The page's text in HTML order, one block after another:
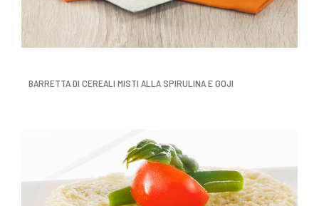
BARRETTA DI CEREALI MISTI ALLA SPIRULINA E GOJI